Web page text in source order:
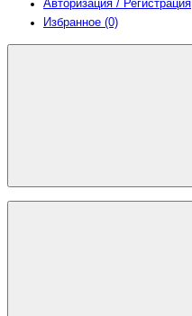
Авторизация / Регистрация
Избранное (0)